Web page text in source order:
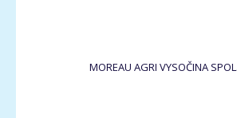
MOREAU AGRI VYSOČINA